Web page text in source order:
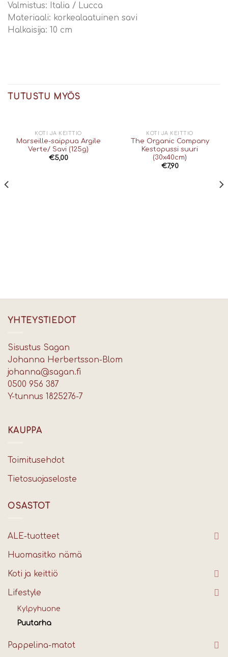
Valmistus: Italia / Lucca
Materiaali: korkealaatuinen savi
Halkaisija: 10 cm
TUTUSTU MYÖS
KOTI JA KEITTIÖ
Marseille-saippua Argile
Verte/ Savi (125g)
€5,00
VARASTO LOPPU
KOTI JA KEITTIÖ
The Organic Company
Kestopussi suuri
(30x40cm)
€7,90
YHTEYSTIEDOT
Sisustus Sagan
Johanna Herbertsson-Blom
johanna@sagan.fi
0500 956 387
Y-tunnus 1825276-7
KAUPPA
Toimitusehdot
Tietosuojaseloste
OSASTOT
ALE-tuotteet
Huomasitko nämä
Koti ja keittiö
Lifestyle
Kylpyhuone
Puutarha
Pappelina-matot